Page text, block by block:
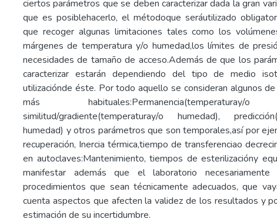
ciertos parámetros que se deben caracterizar dada la gran
que es posiblehacerlo, el métodoque seráutilizado
que recoger algunas limitaciones tales como los
márgenes de temperatura y/o humedad,los límites de
necesidades de tamaño de acceso.Además de que los
caracterizar estarán dependiendo del tipo de medio
utilizaciónde éste. Por todo aquello se consideran algunos
más habituales:Permanencia(temperaturay/
similitud/gradiente(temperaturay/o humedad),
humedad) y otros parámetros que son temporales,así por
recuperación, Inercia térmica,tiempo de transferenciao
en autoclaves:Mantenimiento, tiempos de esterilizacióny
manifestar además que el laboratorio necesariamente
procedimientos que sean técnicamente adecuados, que
cuenta aspectos que afecten la validez de los resultados y
estimación de su incertidumbre.